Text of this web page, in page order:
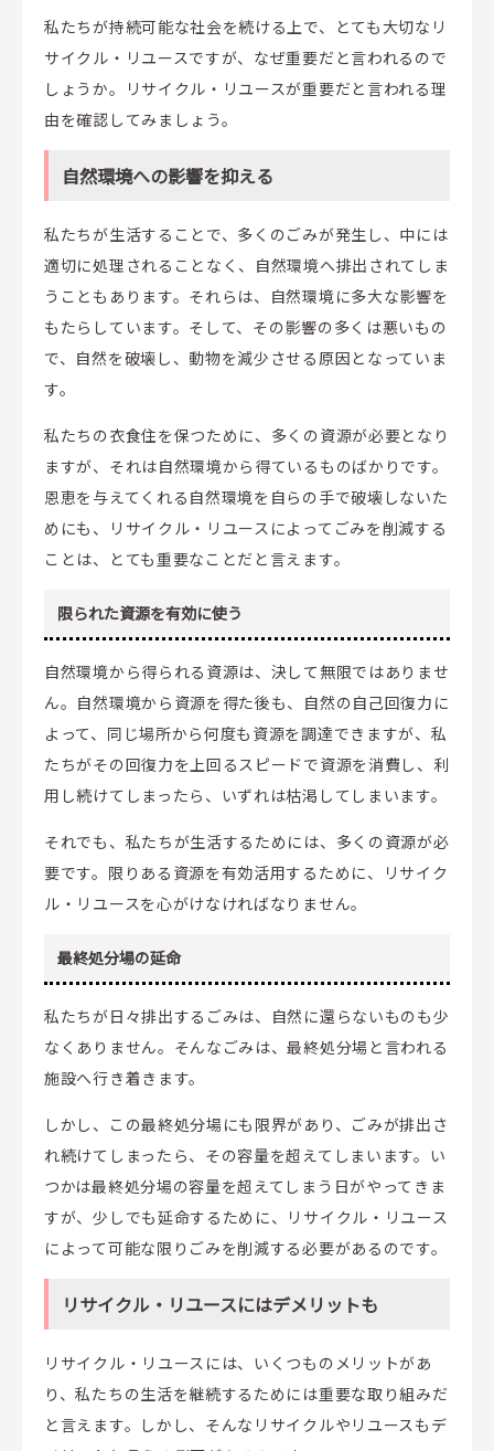
私たちが持続可能な社会を続ける上で、とても大切なリ
サイクル・リユースですが、なぜ重要だと言われるので
しょうか。リサイクル・リユースが重要だと言われる理
由を確認してみましょう。
自然環境への影響を抑える
私たちが生活することで、多くのごみが発生し、中には
適切に処理されることなく、自然環境へ排出されてしま
うこともあります。それらは、自然環境に多大な影響を
もたらしています。そして、その影響の多くは悪いもの
で、自然を破壊し、動物を減少させる原因となっていま
す。
私たちの衣食住を保つために、多くの資源が必要となり
ますが、それは自然環境から得ているものばかりです。
恩恵を与えてくれる自然環境を自らの手で破壊しないた
めにも、リサイクル・リユースによってごみを削減する
ことは、とても重要なことだと言えます。
限られた資源を有効に使う
自然環境から得られる資源は、決して無限ではありませ
ん。自然環境から資源を得た後も、自然の自己回復力に
よって、同じ場所から何度も資源を調達できますが、私
たちがその回復力を上回るスピードで資源を消費し、利
用し続けてしまったら、いずれは枯渇してしまいます。
それでも、私たちが生活するためには、多くの資源が必
要です。限りある資源を有効活用するために、リサイク
ル・リユースを心がけなければなりません。
最終処分場の延命
私たちが日々排出するごみは、自然に還らないものも少
なくありません。そんなごみは、最終処分場と言われる
施設へ行き着きます。
しかし、この最終処分場にも限界があり、ごみが排出さ
れ続けてしまったら、その容量を超えてしまいます。い
つかは最終処分場の容量を超えてしまう日がやってきま
すが、少しでも延命するために、リサイクル・リユース
によって可能な限りごみを削減する必要があるのです。
リサイクル・リユースにはデメリットも
リサイクル・リユースには、いくつものメリットがあ
り、私たちの生活を継続するためには重要な取り組みだ
と言えます。しかし、そんなリサイクルやリユースもデ